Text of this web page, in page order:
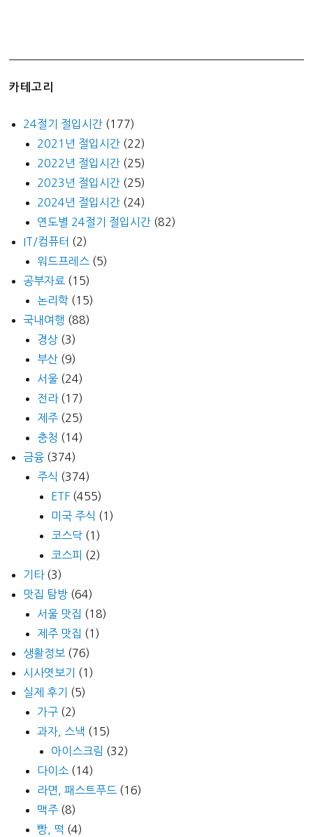
카테고리
24절기 절입시간 (177)
2021년 절입시간 (22)
2022년 절입시간 (25)
2023년 절입시간 (25)
2024년 절입시간 (24)
연도별 24절기 절입시간 (82)
IT/컴퓨터 (2)
워드프레스 (5)
공부자료 (15)
논리학 (15)
국내여행 (88)
경상 (3)
부산 (9)
서울 (24)
전라(17)
제주 (25)
충청 (14)
금융 (374)
주식 (374)
ETF (455)
미국 주식 (1)
코스닥 (1)
코스피 (2)
기타(3)
맛집 탐방 (64)
서울 맛집 (18)
제주 맛집 (1)
생활정보 (76)
시사엿보기
(1)
실제 후기
(5)
가구 (2)
과자, 스낵 (15)
아이스크림 (32)
다이소 (14)
라면, 패스트푸드 (16)
맥주 (8)
빵, 떡 (4)